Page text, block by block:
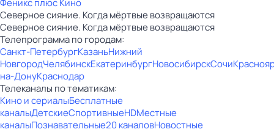
Феникс плюс Кино
Северное сияние. Когда мёртвые возвращаются
Северное сияние. Когда мёртвые возвращаются
Телепрограмма по городам:
Санкт-ПетербургКазаньНижний
НовгородЧелябинскЕкатеринбургНовосибирскСочи
на-ДонуКраснодар
Телеканалы по тематикам:
Кино и сериалыБесплатные
каналыДетскиеСпортивныеHDМестные
каналыПознавательные20 каналовНовостные